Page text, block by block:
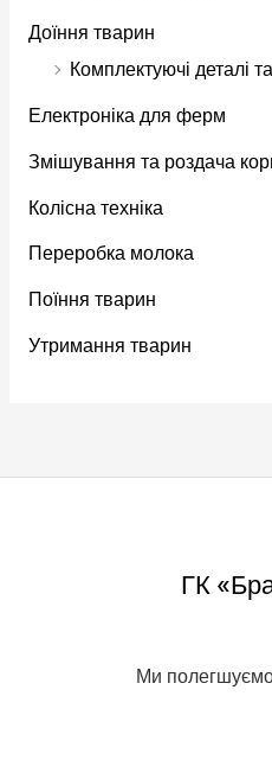
Доїння тварин
Комплектуючі деталі
Електроніка для ферм
Змішування та роздача
Колісна техніка
Переробка молока
Поїння тварин
Утримання тварин
ГК
Ми